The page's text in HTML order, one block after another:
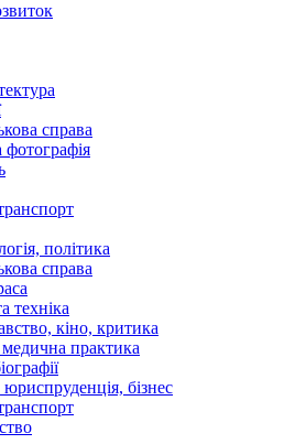
справа
політика
справа
техніка
кіно, критика
практика
бізнес